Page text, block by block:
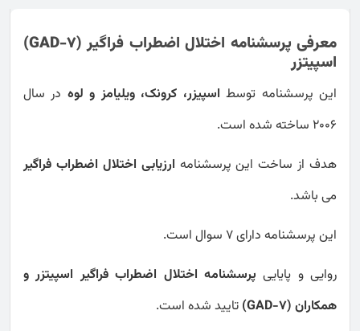
معرفی پرسشنامه اختلال اضطراب فراگیر (GAD-7)
اسپیتزر
این پرسشنامه توسط اسپیزر، کرونک، ویلیامز و لوه در سال
2006 ساخته شده است.
هدف از ساخت این پرسشنامه ارزیابی اختلال اضطراب فراگیر
می باشد.
این پرسشنامه دارای 7 سوال است.
روایی و پایاییپرسشنامه اختلال اضطراب فراگیر اسپیتزر و
همکاران (GAD-7)
تایید شده است.